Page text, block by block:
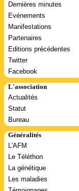
Dernières minutes
Evénements
Manifestations
Partenaires
Editions précédentes
Twitter
Facebook
L'association
Actualités
Statut
Bureau
Généralités
L'AFM
Le Téléthon
La génétique
Les maladies